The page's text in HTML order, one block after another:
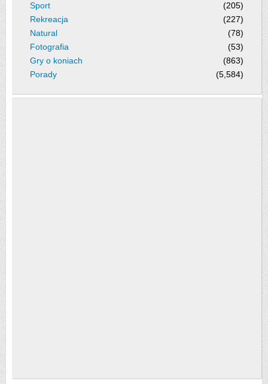
Sport
(205)
Rekreacja
(227)
Natural
(78)
Fotografia
(53)
Gry o koniach
(863)
Porady
(5,584)